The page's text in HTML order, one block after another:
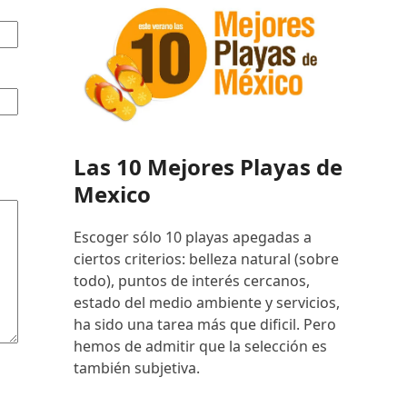
Las 10 Mejores Playas de
Mexico
Escoger sólo 10 playas apegadas a
ciertos criterios: belleza natural (sobre
todo), puntos de interés cercanos,
estado del medio ambiente y servicios,
ha sido una tarea más que dificil. Pero
hemos de admitir que la selección es
también subjetiva.